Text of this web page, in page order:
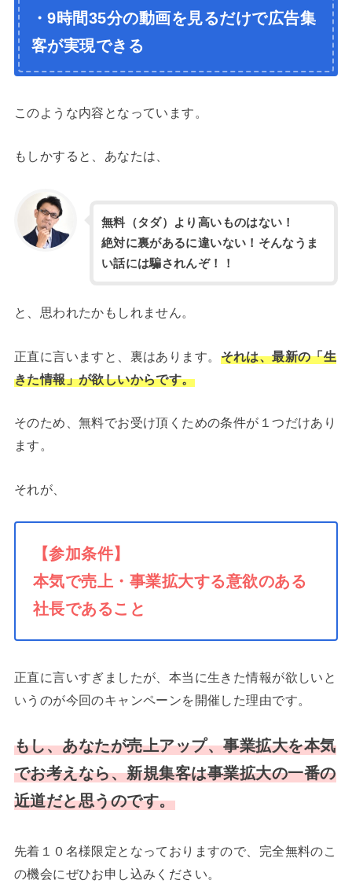
・9時間35分の動画を見るだけで広告集
客が実現できる
このような内容となっています。
もしかすると、あなたは、
無料（タダ）より高いものはない！
絶対に裏があるに違いない！そんなうま
い話には騙されんぞ！！
と、思われたかもしれません。
正直に言いますと、裏はあります。 それは、最新の「生
きた情報」が欲しいからです。
そのため、無料でお受け頂くための条件が１つだけあり
ます。
それが、
【参加条件】
本気で売上・事業拡大する意欲のある
社長であること
正直に言いすぎましたが、本当に生きた情報が欲しいと
いうのが今回のキャンペーンを開催した理由です。
もし、あなたが売上アップ、事業拡大を本気
でお考えなら、新規集客は事業拡大の一番の
近道だと思うのです。
先着１０名様限定となっておりますので、完全無料のこ
の機会にぜひお申し込みください。